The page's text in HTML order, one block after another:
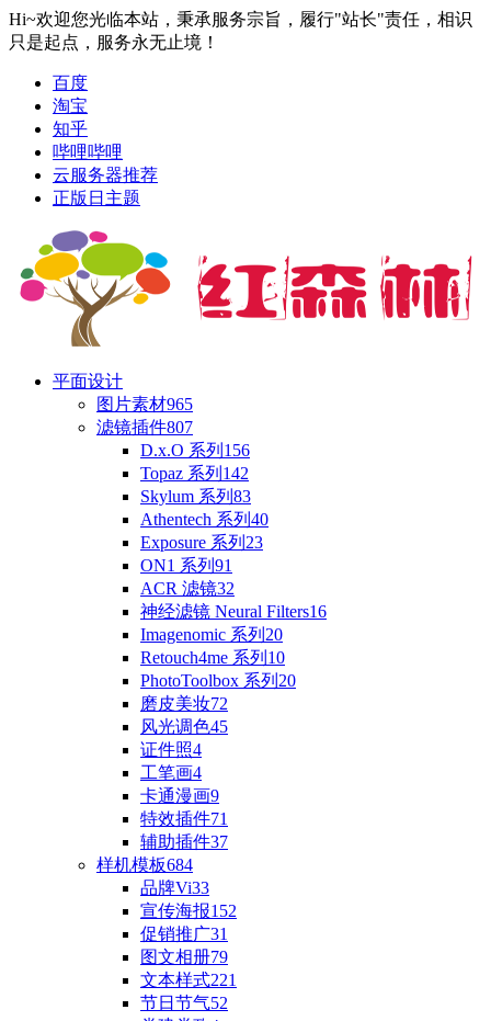
Hi~欢迎您光临本站，秉承服务宗旨，履行"站长"责任，相识
只是起点，服务永无止境！
百度
淘宝
知乎
哔哩哔哩
云服务器推荐
正版日主题
平面设计
图片素材965
滤镜插件807
D.x.O 系列 156
Topaz 系列 142
Skylum 系列 83
Athentech 系列 40
Exposure 系列 23
ON1 系列 91
ACR 滤镜32
神经滤镜 Neural Filters16
Imagenomic 系列 20
Retouch4me 系列 10
PhotoToolbox 系列 20
磨皮美妆72
风光调色45
证件照4
工笔画4
卡通漫画9
特效插件71
辅助插件37
样机模板684
品牌Vi33
宣传海报152
促销推广31
图文相册79
文本样式221
节日节气52